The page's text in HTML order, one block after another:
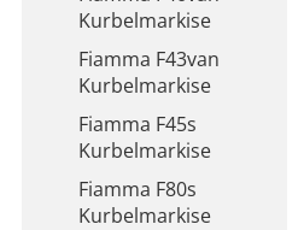
Kurbelmarkise
Fiamma F43van
Kurbelmarkise
Fiamma F45s
Kurbelmarkise
Fiamma F80s
Kurbelmarkise